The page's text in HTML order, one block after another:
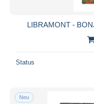
LIBRAMONT -
Status
Neu